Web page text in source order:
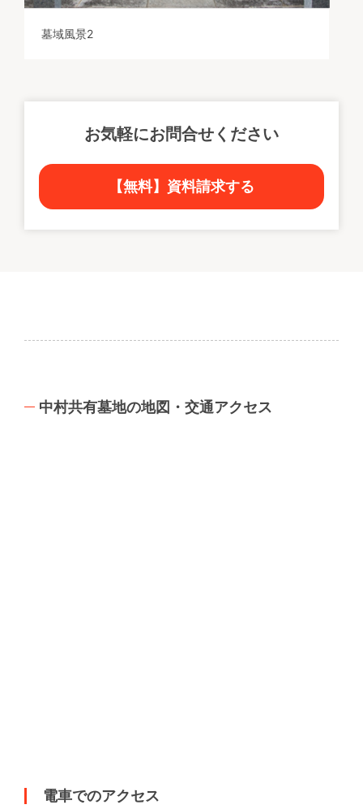
墓域風景2
お気軽にお問合せください
【無料】資料請求する
中村共有墓地の地図・交通アクセス
電車でのアクセス